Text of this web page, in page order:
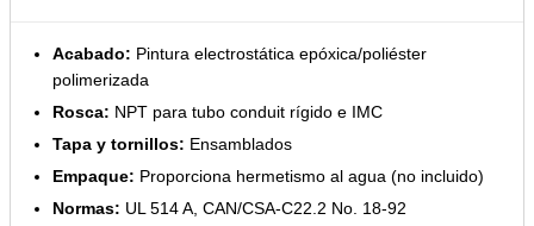
Acabado: Pintura electrostática epóxica/poliéster
polimerizada
Rosca: NPT para tubo conduit rígido e IMC
Tapa y tornillos: Ensamblados
Empaque: Proporciona hermetismo al agua (no incluido)
Normas: UL 514 A, CAN/CSA-C22.2 No. 18-92